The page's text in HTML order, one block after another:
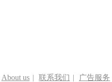
About us | 联系我们 | 广告服务